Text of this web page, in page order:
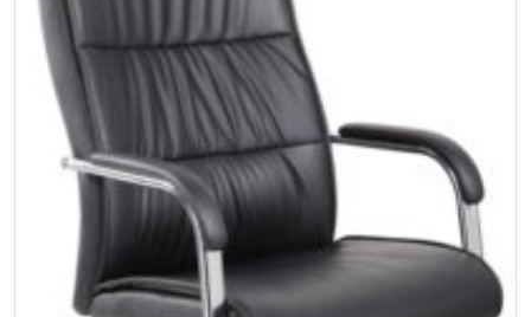
Глубина сиденья см.
52
Высота спинки см.
Высота от пола до сиденья см.
49-59